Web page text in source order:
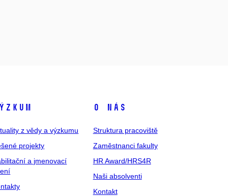
z vědy a výzkumu
projekty
a jmenovací
O nás
Struktura pracoviště
Zaměstnanci fakulty
HR Award/HRS4R
Naši absolventi
Kontakt